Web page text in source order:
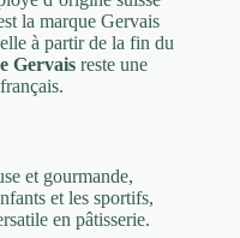
la marque Gervais
à partir de la fin du
Gervais reste une
et gourmande,
et les sportifs,
en pâtisserie.